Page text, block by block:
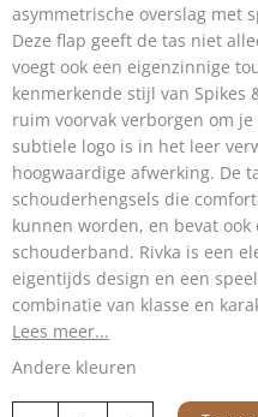
asymmetrische overslag met
Deze flap geeft de tas niet
voegt ook een eigenzinnige
kenmerkende stijl van Spikes
ruim voorvak verborgen om
subtiele logo is in het leer
hoogwaardige afwerking. De
schouderhengsels die
kunnen worden, en bevat
schouderband. Rivka is een
eigentijds design en een
combinatie van klasse en
Lees meer...
Andere kleuren